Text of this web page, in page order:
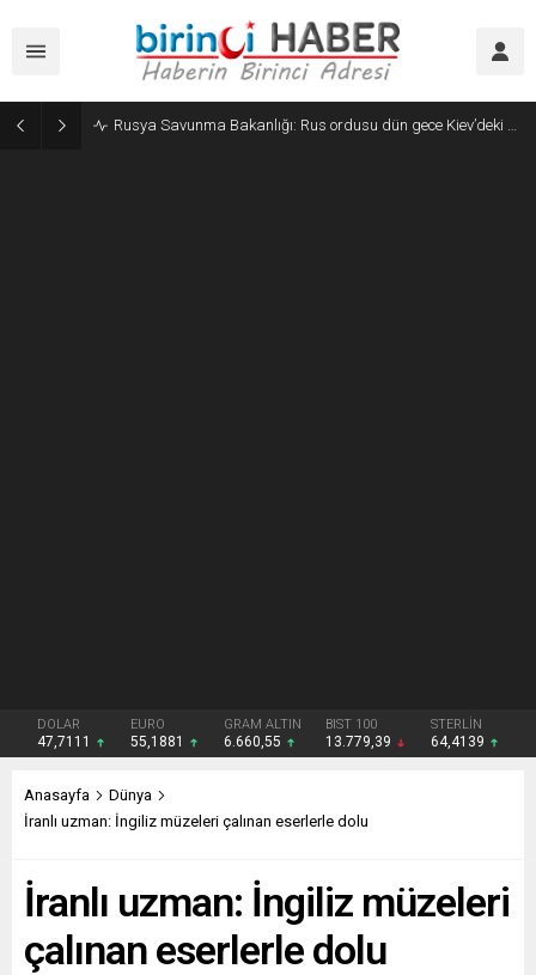
Rusya Savunma Bakanlığı: Rus ordusu dün gece Kiev’deki askeri tesislere geniş çaplı saldırı düzenledi
DOLAR
47,7111
EURO
55,1881
GRAM ALTIN
6.660,55
BIST 100
13.779,39
STERLİN
64,4139
Anasayfa
Dünya
İranlı uzman: İngiliz müzeleri çalınan eserlerle dolu
İranlı uzman: İngiliz müzeleri
çalınan eserlerle dolu